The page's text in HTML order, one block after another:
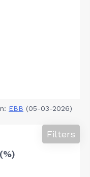
EBB (05-03-2026)
Filters